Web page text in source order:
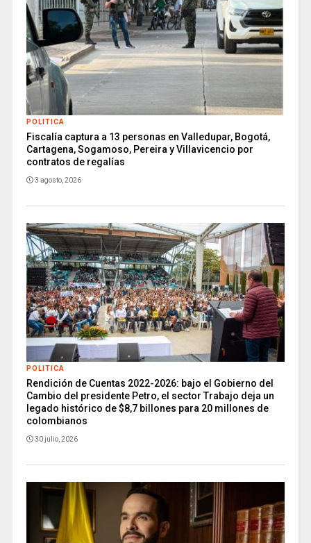
POLITICA
Fiscalía captura a 13 personas en Valledupar, Bogotá,
Cartagena, Sogamoso, Pereira y Villavicencio por
contratos de regalías
3 agosto, 2026
POLITICA
Rendición de Cuentas 2022-2026: bajo el Gobierno del
Cambio del presidente Petro, el sector Trabajo deja un
legado histórico de $8,7 billones para 20 millones de
colombianos
30 julio, 2026